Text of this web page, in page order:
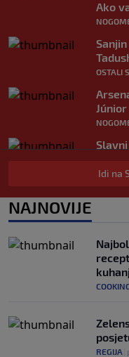
Ako
OSTALI
u
Idi na
NAJNOVIJE
REGIJA